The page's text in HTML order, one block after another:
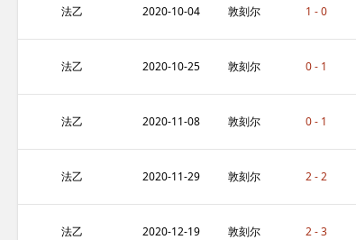
克
法乙 2020-10-04 敦刻尔
克
1 - 0
法乙 2020-10-25 敦刻尔
克
0 - 1
法乙 2020-11-08 敦刻尔
克
0 - 1
法乙 2020-11-29 敦刻尔
克
2 - 2
法乙 2020-12-19 敦刻尔 2 - 3